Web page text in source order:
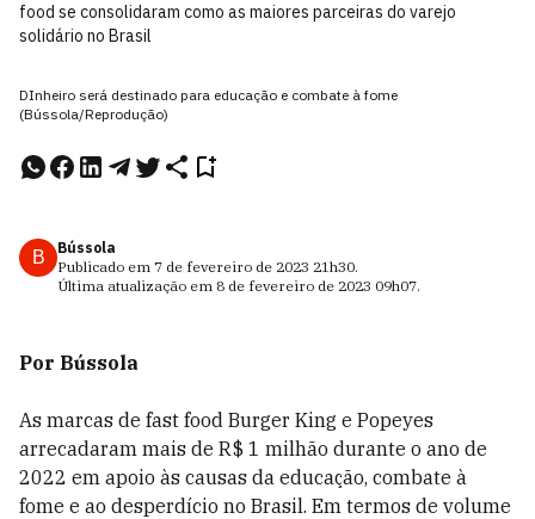
food se consolidaram como as maiores parceiras do varejo
solidário no Brasil
DInheiro será destinado para educação e combate à fome
(Bússola/Reprodução)
B
Bússola
Publicado em 7 de fevereiro de 2023 21h30.
Última atualização em 8 de fevereiro de 2023 09h07.
Por Bússola
As marcas de fast food Burger King e Popeyes
arrecadaram mais de R$ 1 milhão durante o ano de
2022 em apoio às causas da educação, combate à
fome e ao desperdício no Brasil. Em termos de volume